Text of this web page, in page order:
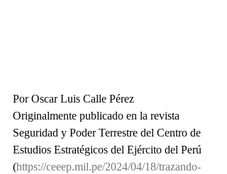
Por Oscar Luis Calle Pérez
Originalmente publicado en la revista
Seguridad y Poder Terrestre del Centro de
Estudios Estratégicos del Ejército del Perú
(https://ceeep.mil.pe/2024/04/18/trazando-